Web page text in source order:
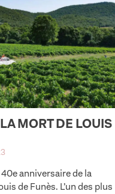
MORT DE LOUIS
anniversaire de la
de Funès. L’un des plus